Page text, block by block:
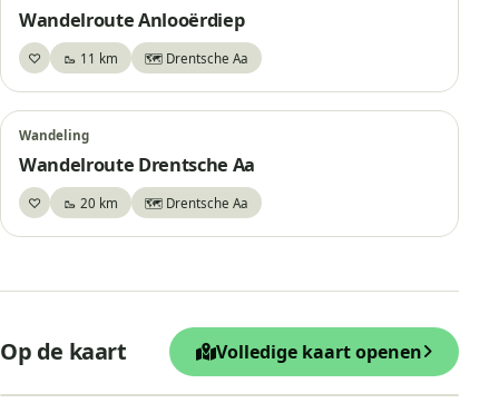
Wandelroute Anlooërdiep
♡Bewaar🥾 11 km 🗺️ Drentsche Aa
Wandeling
Wandelroute Drentsche Aa
♡Bewaar🥾 20 km 🗺️ Drentsche Aa
Op de kaart Volledige kaart openen
−